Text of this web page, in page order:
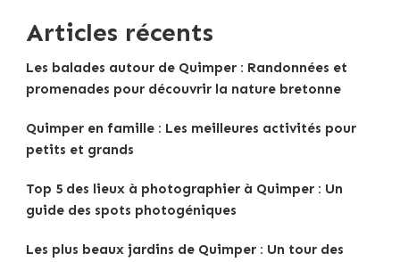
Articles récents
Les balades autour de Quimper : Randonnées et
promenades pour découvrir la nature bretonne
Quimper en famille : Les meilleures activités pour
petits et grands
Top 5 des lieux à photographier à Quimper : Un
guide des spots photogéniques
Les plus beaux jardins de Quimper : Un tour des